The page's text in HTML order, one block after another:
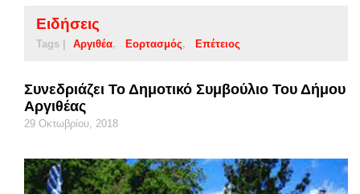
Ειδήσεις
Tags | Αργιθέα Εορτασμός Επέτειος
Συνεδριάζει Το Δημοτικό Συμβούλιο Του Δήμου
Αργιθέας
29 Οκτωβρίου, 2018